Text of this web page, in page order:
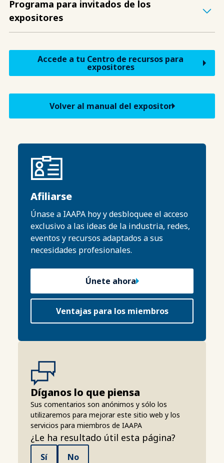
Programa para invitados de los
expositores
Accede a tu Centro de recursos para
expositores
Volver al manual del expositor
Afiliarse
Únase a IAAPA hoy y desbloquee el acceso
exclusivo a las ideas de la industria, redes,
eventos y recursos adaptados a sus
necesidades profesionales.
Únete ahora
Ventajas para los miembros
Díganos lo que piensa
Sus comentarios son anónimos y sólo los
utilizaremos para mejorar este sitio web y los
servicios para miembros de IAAPA
¿Le ha resultado útil esta página?
Sí No